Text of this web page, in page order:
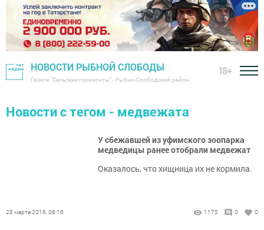
НОВОСТИ РЫБНОЙ СЛОБОДЫ
Газета "Сельские горизонты" - Рыбно-Слободский район
18+
Новости с тегом - медвежата
У сбежавшей из уфимского зоопарка
медведицы ранее отобрали медвежат
Оказалось, что хищница их не кормила.
28 марта 2016, 08:16 1175 0 0